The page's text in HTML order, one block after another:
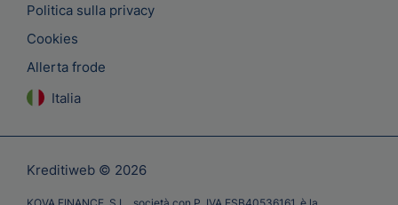
Politica sulla privacy
Cookies
Allerta frode
Italia
Kreditiweb © 2026
KOVA FINANCE, S.L., società con P. IVA ESB40536161, è la